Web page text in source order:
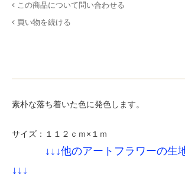
この商品について問い合わせる
買い物を続ける
素朴な落ち着いた色に発色します。
サイズ：１１２ｃｍ×１ｍ
↓↓↓他のアートフラワーの生
↓↓↓